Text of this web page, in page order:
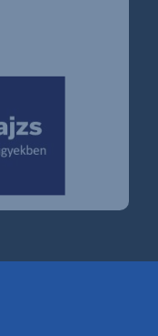
ugrik)